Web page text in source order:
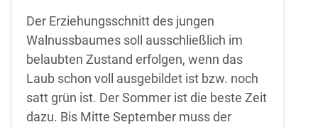
Der Erziehungsschnitt des jungen
Walnussbaumes soll ausschließlich im
belaubten Zustand erfolgen, wenn das
Laub schon voll ausgebildet ist bzw. noch
satt grün ist. Der Sommer ist die beste Zeit
dazu. Bis Mitte September muss der